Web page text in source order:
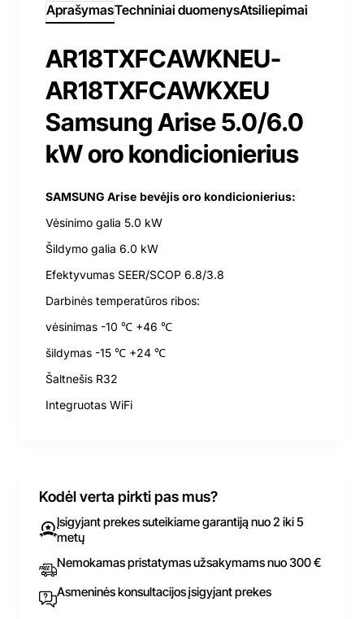
AprašymasTechniniai duomenysAtsiliepimai
AR18TXFCAWKNEU-
AR18TXFCAWKXEU
Samsung Arise 5.0/6.0
kW oro kondicionierius
SAMSUNG Arise bevėjis oro kondicionierius:
Vėsinimo galia 5.0 kW
Šildymo galia 6.0 kW
Efektyvumas SEER/SCOP 6.8/3.8
Darbinės temperatūros ribos:
vėsinimas -10 ℃ +46 ℃
šildymas -15 ℃ +24 ℃
Šaltnešis R32
Integruotas WiFi
Kodėl verta pirkti pas mus?
Įsigyjant prekes suteikiame garantiją nuo 2 iki 5
metų
Nemokamas pristatymas užsakymams nuo 300 €
Asmeninės konsultacijos įsigyjant prekes